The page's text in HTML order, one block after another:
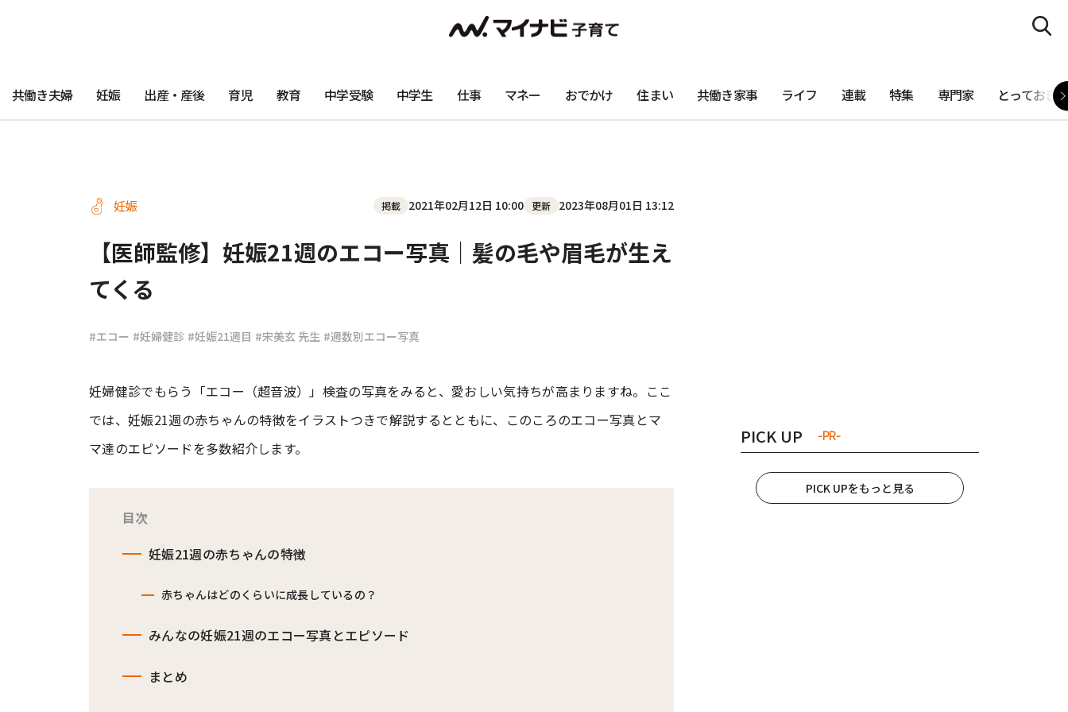
共働き夫婦 妊娠 出産・産後 育児 教育 中学受験 中学生 仕事 マネー おでかけ 住まい 共働き家事 ライフ 連載 特集 専門家 とっておき
妊娠 掲載 2021年02月12日 10:00 更新 2023年08月01日 13:12
【医師監修】妊娠21週のエコー写真｜髪の毛や眉毛が生え
てくる
#エコー #妊婦健診 #妊娠21週目 #宋美玄 先生 #週数別エコー写真
妊婦健診でもらう「エコー（超音波）」検査の写真をみると、愛おしい気持ちが高まりますね。ここ
では、妊娠21週の赤ちゃんの特徴をイラストつきで解説するとともに、このころのエコー写真とマ
マ達のエピソードを多数紹介します。
目次
妊娠21週の赤ちゃんの特徴
赤ちゃんはどのくらいに成長しているの？
みんなの妊娠21週のエコー写真とエピソード
まとめ
PICK UP -PR-
PICK UPをもっと見る